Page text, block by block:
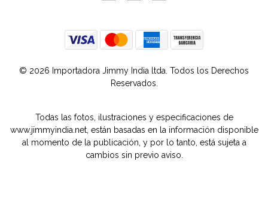
© 2026 Importadora Jimmy India ltda. Todos los Derechos
Reservados.
Todas las fotos, ilustraciones y especificaciones de
www.jimmyindia.net, están basadas en la información disponible
al momento de la publicación, y por lo tanto, está sujeta a
cambios sin previo aviso.